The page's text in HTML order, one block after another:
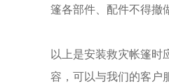
篷各部件、配件不得撤
以上是安装救灾帐篷时
容，可以与我们的客户